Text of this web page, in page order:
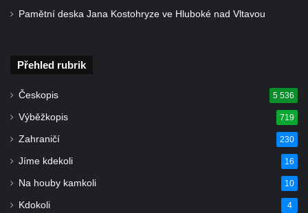
Chlumčanech
Hrob Oldřicha Pokorného na hřbitově v
Chlumčanech
Hrob vojáků Rudé armády na hřbitově v
Chlumčanech
Pamětní deska Jana Kostohryze ve Hluboké nad Vltavou
Přehled rubrik
Českopis 5 536
Výběžkopis 719
Zahraničí 230
Jíme kdekoli 16
Na houby kamkoli 10
Kdokoli 4